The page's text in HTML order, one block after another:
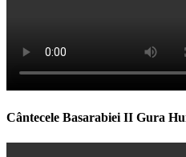
Cântecele Basarabiei II Gura